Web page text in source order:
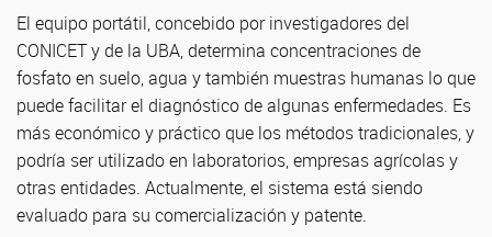
El equipo portátil, concebido por investigadores del
CONICET y de la UBA, determina concentraciones de
fosfato en suelo, agua y también muestras humanas lo que
puede facilitar el diagnóstico de algunas enfermedades. Es
más económico y práctico que los métodos tradicionales, y
podría ser utilizado en laboratorios, empresas agrícolas y
otras entidades. Actualmente, el sistema está siendo
evaluado para su comercialización y patente.